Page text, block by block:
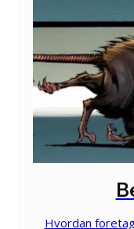
Hvordan